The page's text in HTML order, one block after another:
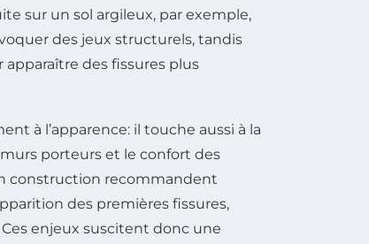
sur un sol argileux, par exemple,
des jeux structurels, tandis
apparaître des fissures plus
à l’apparence: il touche aussi à la
porteurs et le confort des
construction recommandent
des premières fissures,
enjeux suscitent donc une